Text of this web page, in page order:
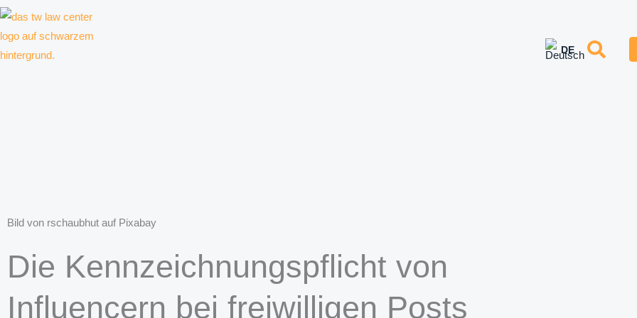
Zum
Bild von rschaubhut auf Pixabay
Die Kennzeichnungspflicht von
Influencern bei freiwilligen Posts